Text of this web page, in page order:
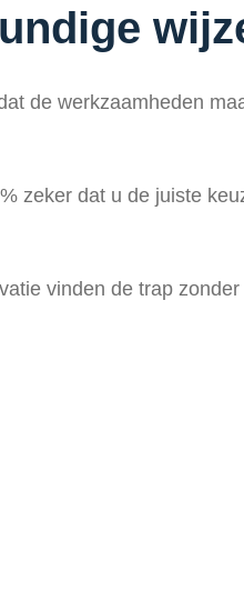
de werkzaamheden
zeker dat u de juiste
vinden de trap